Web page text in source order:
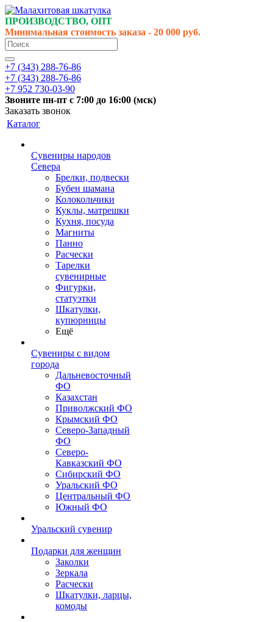
ПРОИЗВОДСТВО, ОПТ
Минимальная стоимость заказа - 20 000 руб.
+7 (343) 288-76-86
+7 (343) 288-76-86
+7 952 730-03-90
Звоните пн-пт с 7:00 до 16:00 (мск)
Заказать звонок
Каталог
Сувениры народов
Севера
Брелки, подвески
Бубен шамана
Колокольчики
Куклы, матрешки
Кухня, посуда
Магниты
Панно
Расчески
Тарелки
сувенирные
Фигурки,
статуэтки
Шкатулки,
купюрницы
Ещё
Сувениры с видом
города
Дальневосточный
ФО
Казахстан
Приволжский ФО
Крымский ФО
Северо-Западный
ФО
Северо-
Кавказский ФО
Сибирский ФО
Уральский ФО
Центральный ФО
Южный ФО
Уральский сувенир
Подарки для женщин
Заколки
Зеркала
Расчески
Шкатулки, ларцы,
комоды